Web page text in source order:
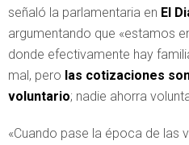
señaló la parlamentaria en El
argumentando que «estamos
donde efectivamente hay
mal, pero las cotizaciones
voluntario; nadie ahorra
«Cuando pase la época de las